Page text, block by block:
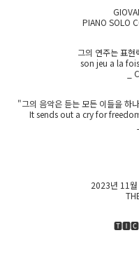
PIANO SOLO
그의 연주는 표
son jeu a la
_
"그의 음악은 듣는 모든 이들을 하
It sends out a cry for
2023년 11